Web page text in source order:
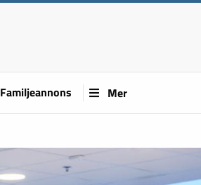
Familjeannons Mer